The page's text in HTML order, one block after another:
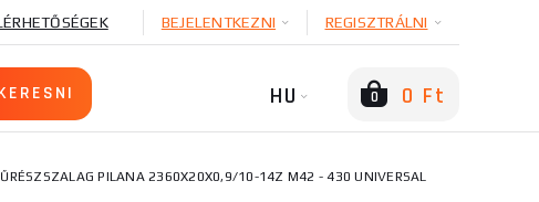
BEJELENTKEZNI REGISZTRÁLNI
HU 0 0 Ft
PILANA 2360X20X0,9/10-14Z M42 - 430 UNIVERSAL